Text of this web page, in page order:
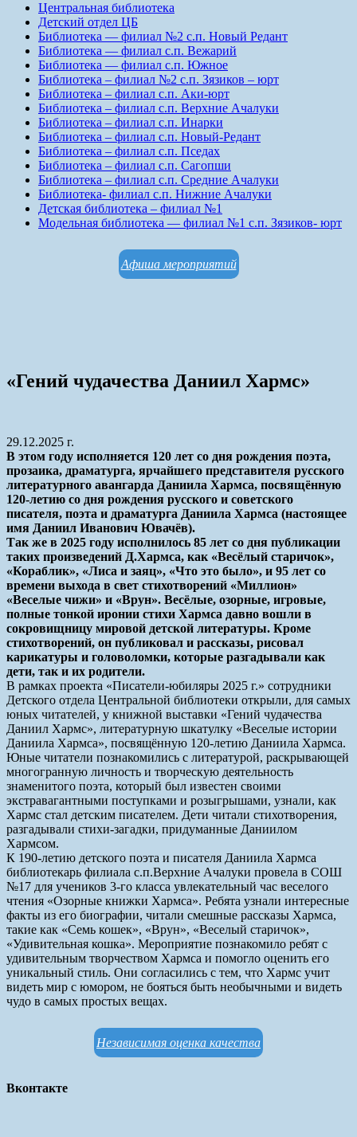
Центральная библиотека
Детский отдел ЦБ
Библиотека — филиал №2 с.п. Новый Редант
Библиотека — филиал с.п. Вежарий
Библиотека — филиал с.п. Южное
Библиотека – филиал №2 с.п. Зязиков – юрт
Библиотека – филиал с.п. Аки-юрт
Библиотека – филиал с.п. Верхние Ачалуки
Библиотека – филиал с.п. Инарки
Библиотека – филиал с.п. Новый-Редант
Библиотека – филиал с.п. Пседах
Библиотека – филиал с.п. Сагопши
Библиотека – филиал с.п. Средние Ачалуки
Библиотека- филиал с.п. Нижние Ачалуки
Детская библиотека – филиал №1
Модельная библиотека — филиал №1 с.п. Зязиков- юрт
Афиша мероприятий
«Гений чудачества Даниил Хармс»
29.12.2025 г.
В этом году исполняется 120 лет со дня рождения поэта,
прозаика, драматурга, ярчайшего представителя русского
литературного авангарда Даниила Хармса, посвящённую
120-летию со дня рождения русского и советского
писателя, поэта и драматурга Даниила Хармса (настоящее
имя Даниил Иванович Ювачёв).
Так же в 2025 году исполнилось 85 лет со дня публикации
таких произведений Д.Хармса, как «Весёлый старичок»,
«Кораблик», «Лиса и заяц», «Что это было», и 95 лет со
времени выхода в свет стихотворений «Миллион»
«Веселые чижи» и «Врун». Весёлые, озорные, игровые,
полные тонкой иронии стихи Хармса давно вошли в
сокровищницу мировой детской литературы. Кроме
стихотворений, он публиковал и рассказы, рисовал
карикатуры и головоломки, которые разгадывали как
дети, так и их родители.
В рамках проекта «Писатели-юбиляры 2025 г.» сотрудники
Детского отдела Центральной библиотеки открыли, для самых
юных читателей, у книжной выставки «Гений чудачества
Даниил Хармс», литературную шкатулку «Веселые истории
Даниила Хармса», посвящённую 120-летию Даниила Хармса.
Юные читатели познакомились с литературой, раскрывающей
многогранную личность и творческую деятельность
знаменитого поэта, который был известен своими
экстравагантными поступками и розыгрышами, узнали, как
Хармс стал детским писателем. Дети читали стихотворения,
разгадывали стихи-загадки, придуманные Даниилом
Хармсом.
К 190-летию детского поэта и писателя Даниила Хармса
библиотекарь филиала с.п.Верхние Ачалуки провела в СОШ
№17 для учеников 3-го класса увлекательный час веселого
чтения «Озорные книжки Хармса». Ребята узнали интересные
факты из его биографии, читали смешные рассказы Хармса,
такие как «Семь кошек», «Врун», «Веселый старичок»,
«Удивительная кошка». Мероприятие познакомило ребят с
удивительным творчеством Хармса и помогло оценить его
уникальный стиль. Они согласились с тем, что Хармс учит
видеть мир с юмором, не бояться быть необычными и видеть
чудо в самых простых вещах.
Независимая оценка качества
Вконтакте